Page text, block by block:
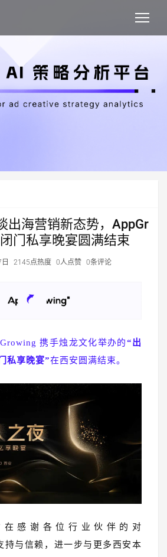
出海营销新态势，AppGr
门私享晚宴圆满结束
2145点热度 0人点赞 0条评论
携手烛龙文化举办的“出
私享晚宴”在西安圆满结束。
在感谢各位行业伙伴的对
持与信赖，进一步与更多西安本